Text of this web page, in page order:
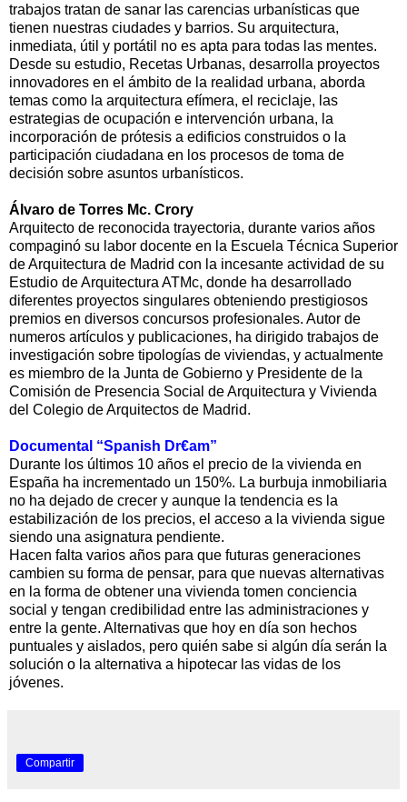
trabajos tratan de sanar las carencias urbanísticas que
tienen nuestras ciudades y barrios. Su arquitectura,
inmediata, útil y portátil no es apta para todas las mentes.
Desde su estudio, Recetas Urbanas, desarrolla proyectos
innovadores en el ámbito de la realidad urbana, aborda
temas como la arquitectura efímera, el reciclaje, las
estrategias de ocupación e intervención urbana, la
incorporación de prótesis a edificios construidos o la
participación ciudadana en los procesos de toma de
decisión sobre asuntos urbanísticos.
Álvaro de Torres Mc. Crory
Arquitecto de reconocida trayectoria, durante varios años
compaginó su labor docente en la Escuela Técnica Superior
de Arquitectura de Madrid con la incesante actividad de su
Estudio de Arquitectura ATMc, donde ha desarrollado
diferentes proyectos singulares obteniendo prestigiosos
premios en diversos concursos profesionales. Autor de
numeros artículos y publicaciones, ha dirigido trabajos de
investigación sobre tipologías de viviendas, y actualmente
es miembro de la Junta de Gobierno y Presidente de la
Comisión de Presencia Social de Arquitectura y Vivienda
del Colegio de Arquitectos de Madrid.
Documental “Spanish Dr€am”
Durante los últimos 10 años el precio de la vivienda en
España ha incrementado un 150%. La burbuja inmobiliaria
no ha dejado de crecer y aunque la tendencia es la
estabilización de los precios, el acceso a la vivienda sigue
siendo una asignatura pendiente.
Hacen falta varios años para que futuras generaciones
cambien su forma de pensar, para que nuevas alternativas
en la forma de obtener una vivienda tomen conciencia
social y tengan credibilidad entre las administraciones y
entre la gente. Alternativas que hoy en día son hechos
puntuales y aislados, pero quién sabe si algún día serán la
solución o la alternativa a hipotecar las vidas de los
jóvenes.
Compartir